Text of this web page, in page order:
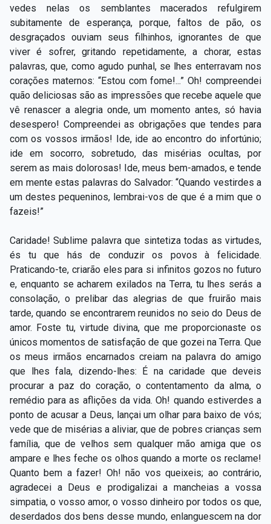
vedes nelas os semblantes macerados refulgirem
subitamente de esperança, porque, faltos de pão, os
desgraçados ouviam seus filhinhos, ignorantes de que
viver é sofrer, gritando repetidamente, a chorar, estas
palavras, que, como agudo punhal, se lhes enterravam nos
corações maternos: “Estou com fome!...” Oh! compreendei
quão deliciosas são as impressões que recebe aquele que
vê renascer a alegria onde, um momento antes, só havia
desespero! Compreendei as obrigações que tendes para
com os vossos irmãos! Ide, ide ao encontro do infortúnio;
ide em socorro, sobretudo, das misérias ocultas, por
serem as mais dolorosas! Ide, meus bem-amados, e tende
em mente estas palavras do Salvador: “Quando vestirdes a
um destes pequeninos, lembrai-vos de que é a mim que o
fazeis!”
Caridade! Sublime palavra que sintetiza todas as virtudes,
és tu que hás de conduzir os povos à felicidade.
Praticando-te, criarão eles para si infinitos gozos no futuro
e, enquanto se acharem exilados na Terra, tu lhes serás a
consolação, o prelibar das alegrias de que fruirão mais
tarde, quando se encontrarem reunidos no seio do Deus de
amor. Foste tu, virtude divina, que me proporcionaste os
únicos momentos de satisfação de que gozei na Terra. Que
os meus irmãos encarnados creiam na palavra do amigo
que lhes fala, dizendo-lhes: É na caridade que deveis
procurar a paz do coração, o contentamento da alma, o
remédio para as aflições da vida. Oh! quando estiverdes a
ponto de acusar a Deus, lançai um olhar para baixo de vós;
vede que de misérias a aliviar, que de pobres crianças sem
família, que de velhos sem qualquer mão amiga que os
ampare e lhes feche os olhos quando a morte os reclame!
Quanto bem a fazer! Oh! não vos queixeis; ao contrário,
agradecei a Deus e prodigalizai a mancheias a vossa
simpatia, o vosso amor, o vosso dinheiro por todos os que,
deserdados dos bens desse mundo, enlanguescem na dor